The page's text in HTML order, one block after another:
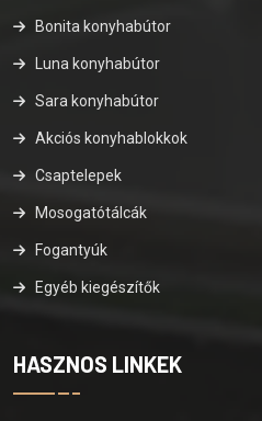
Bonita konyhabútor
Luna konyhabútor
Sara konyhabútor
Akciós konyhablokkok
Csaptelepek
Mosogatótálcák
Fogantyúk
Egyéb kiegészítők
HASZNOS LINKEK